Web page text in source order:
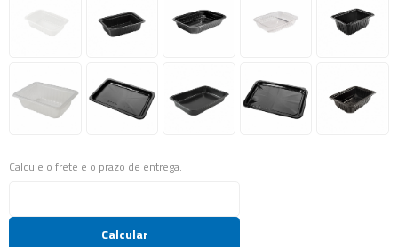
Calcule o frete e o prazo de entrega.
Calcular